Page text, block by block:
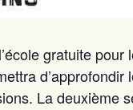
gratuite
La deuxième